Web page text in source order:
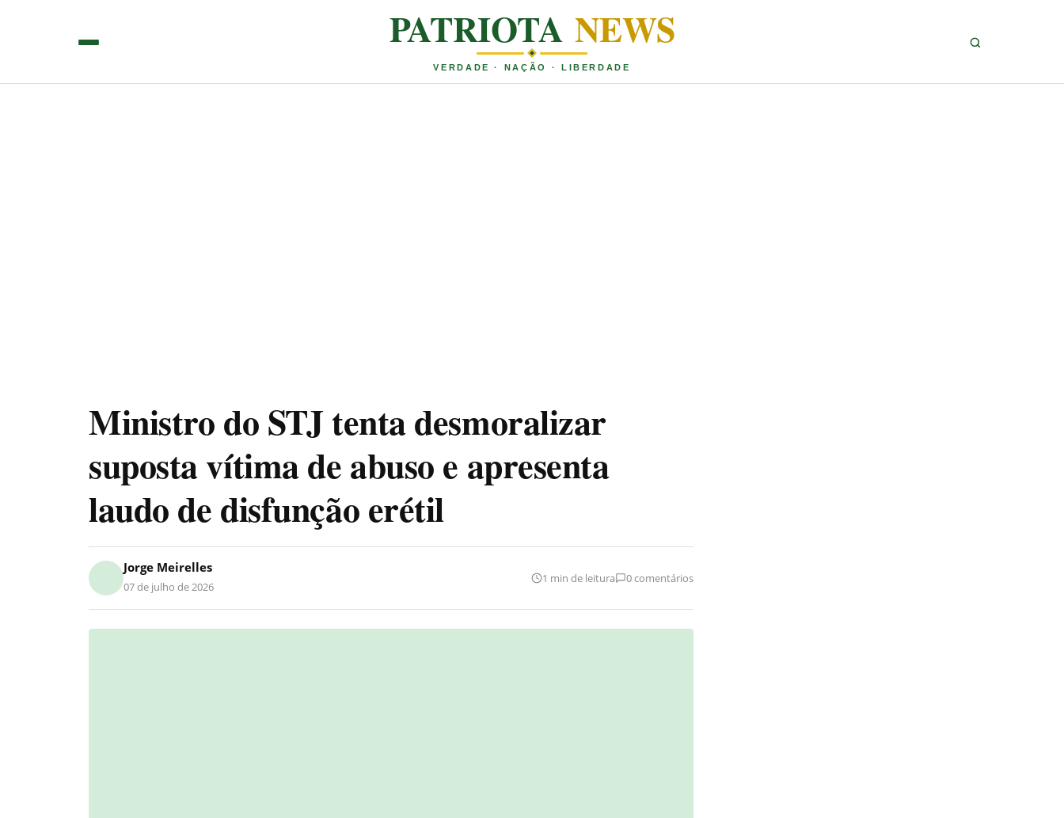
PATRIOTA NEWS
VERDADE · NAÇÃO · LIBERDADE
Ministro do STJ tenta desmoralizar
suposta vítima de abuso e apresenta
laudo de disfunção erétil
Jorge Meirelles
07 de julho de 2026
1 min de leitura 0 comentários